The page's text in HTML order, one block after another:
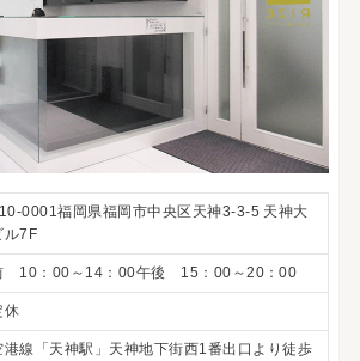
0001福岡県福岡市中央区天神3-3-5 天神大
ル7F
10：00～14：00午後 15：00～20：00
休
港線「天神駅」天神地下街西1番出口より徒歩